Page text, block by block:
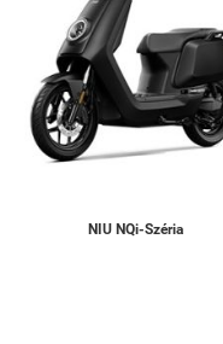
NIU NQi-Széria